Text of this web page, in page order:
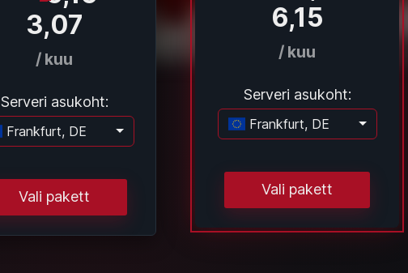
3,07
/ kuu
Serveri asukoht:
Frankfurt, DE
Laadimine...
Vali pakett
6,15
/ kuu
Serveri asukoht:
Frankfurt, DE
Laadimine...
Vali pakett